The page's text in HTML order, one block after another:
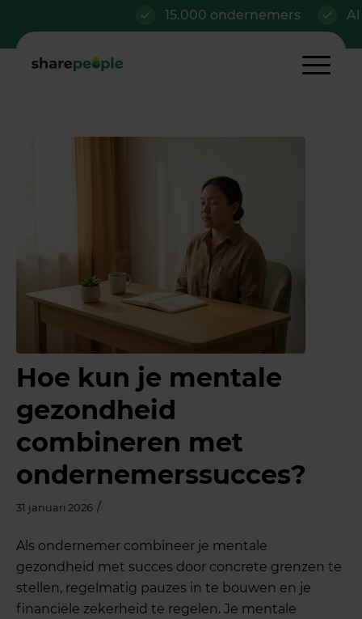
15.000 ondernemers Al vanaf
Hoe kun je mentale
gezondheid
combineren met
ondernemerssucces?
31 januari 2026 /
Als ondernemer combineer je mentale
gezondheid met succes door concrete grenzen te
stellen, regelmatig pauzes in te bouwen en je
financiële zekerheid te regelen. Je mentale